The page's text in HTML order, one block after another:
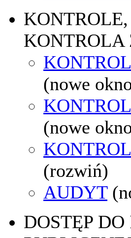
(nowe
(nowe
(rozwiń)
AUDYT
DOSTĘP